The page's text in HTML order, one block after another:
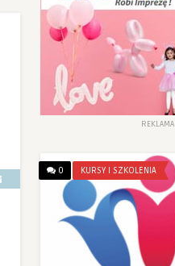
REKLAMA
0 KURSY I SZKOLENIA